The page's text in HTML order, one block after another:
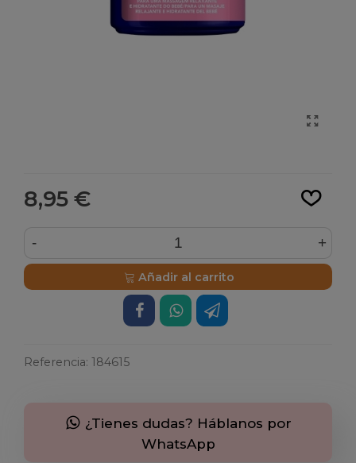
8,95 €
- +
Añadir al carrito
Referencia: 184615
¿Tienes dudas? Háblanos por
WhatsApp